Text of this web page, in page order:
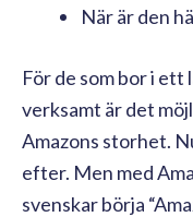
När är den
För de som bor i ett
verksamt är det
Amazons storhet.
efter. Men med
svenskar börja